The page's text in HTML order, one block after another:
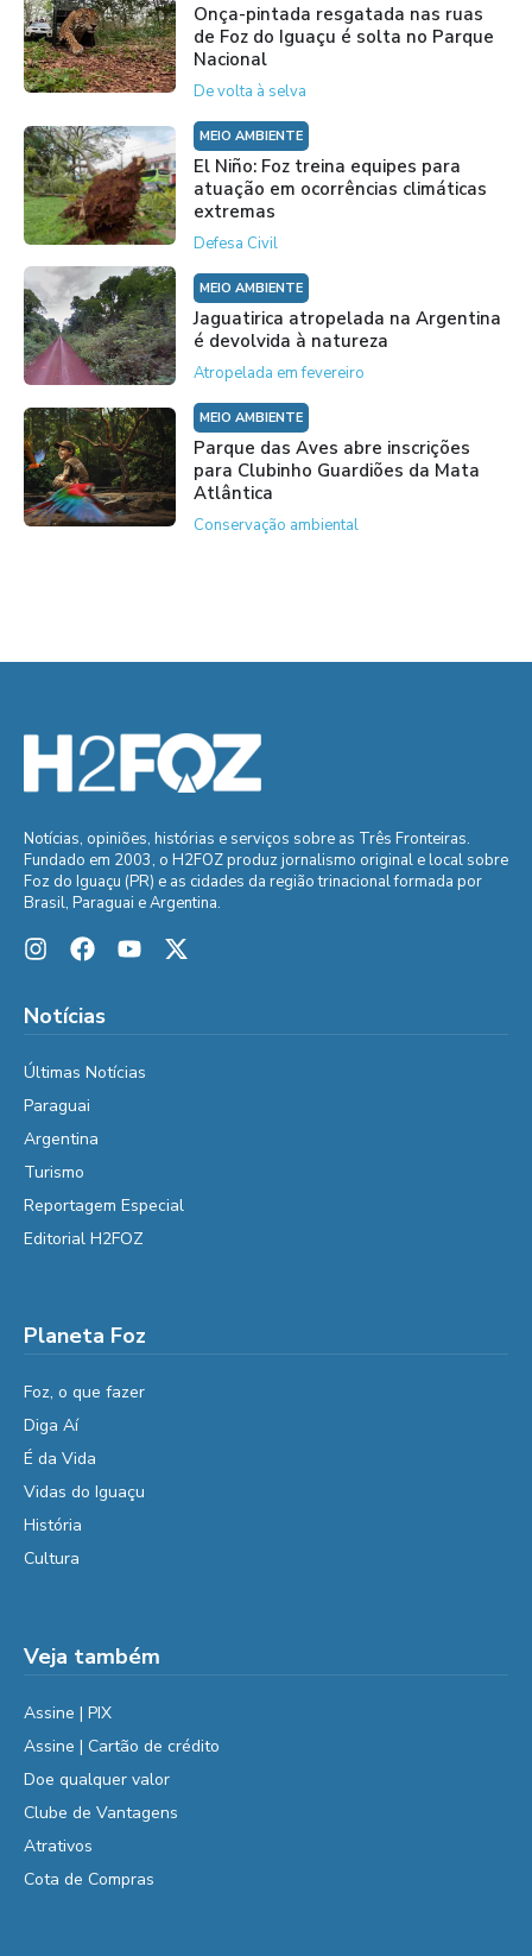
Onça-pintada resgatada nas ruas
de Foz do Iguaçu é solta no Parque
Nacional
De volta à selva
MEIO AMBIENTE
El Niño: Foz treina equipes para
atuação em ocorrências climáticas
extremas
Defesa Civil
MEIO AMBIENTE
Jaguatirica atropelada na Argentina
é devolvida à natureza
Atropelada em fevereiro
MEIO AMBIENTE
Parque das Aves abre inscrições
para Clubinho Guardiões da Mata
Atlântica
Conservação ambiental
Notícias, opiniões, histórias e serviços sobre as Três Fronteiras.
Fundado em 2003, o H2FOZ produz jornalismo original e local sobre
Foz do Iguaçu (PR) e as cidades da região trinacional formada por
Brasil, Paraguai e Argentina.
Notícias
Últimas Notícias
Paraguai
Argentina
Turismo
Reportagem Especial
Editorial H2FOZ
Planeta Foz
Foz, o que fazer
Diga Aí
É da Vida
Vidas do Iguaçu
História
Cultura
Veja também
Assine | PIX
Assine | Cartão de crédito
Doe qualquer valor
Clube de Vantagens
Atrativos
Cota de Compras